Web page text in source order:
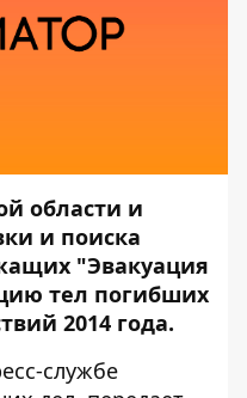
области и
и поиска
"Эвакуация
тел погибших
2014 года.
службе